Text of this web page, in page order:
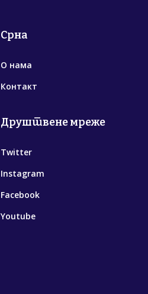
Срна
О нама
Контакт
Друштвене мреже
Twitter
Instagram
Facebook
Youtube